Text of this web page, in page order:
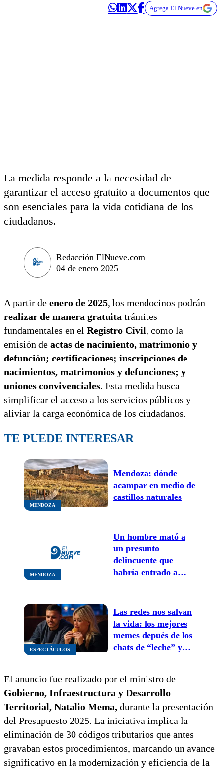
Agrega El Nueve en
La medida responde a la necesidad de
garantizar el acceso gratuito a documentos que
son esenciales para la vida cotidiana de los
ciudadanos.
Redacción ElNueve.com
04 de enero 2025
A partir de enero de 2025, los mendocinos podrán
realizar de manera gratuita trámites
fundamentales en el Registro Civil, como la
emisión de actas de nacimiento, matrimonio y
defunción; certificaciones; inscripciones de
nacimientos, matrimonios y defunciones; y
uniones convivenciales. Esta medida busca
simplificar el acceso a los servicios públicos y
aliviar la carga económica de los ciudadanos.
TE PUEDE INTERESAR
MENDOZA
Mendoza: dónde
acampar en medio de
castillos naturales
MENDOZA
Un hombre mató a
un presunto
delincuente que
habría entrado a
ESPECTÁCULOS
Las redes nos salvan
la vida: los mejores
memes depués de los
chats de “leche” y
Wanda Nara
El anuncio fue realizado por el ministro de
Gobierno, Infraestructura y Desarrollo
Territorial, Natalio Mema, durante la presentación
del Presupuesto 2025. La iniciativa implica la
eliminación de 30 códigos tributarios que antes
gravaban estos procedimientos, marcando un avance
significativo en la modernización y eficiencia de la